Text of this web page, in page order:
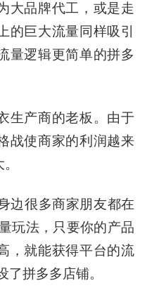
大品牌代工，或是走
的巨大流量同样吸引
量逻辑更简单的拼多
生产商的老板。由于
战使商家的利润越来
边很多商家朋友都在
玩法，只要你的产品
，就能获得平台的流
拼多多店铺。